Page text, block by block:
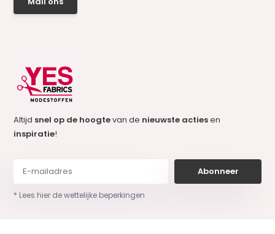
Altijd snel op de hoogtevan de nieuwste actiesen
inspiratie!
Abonneer
* Lees hier de wettelijke beperkingen